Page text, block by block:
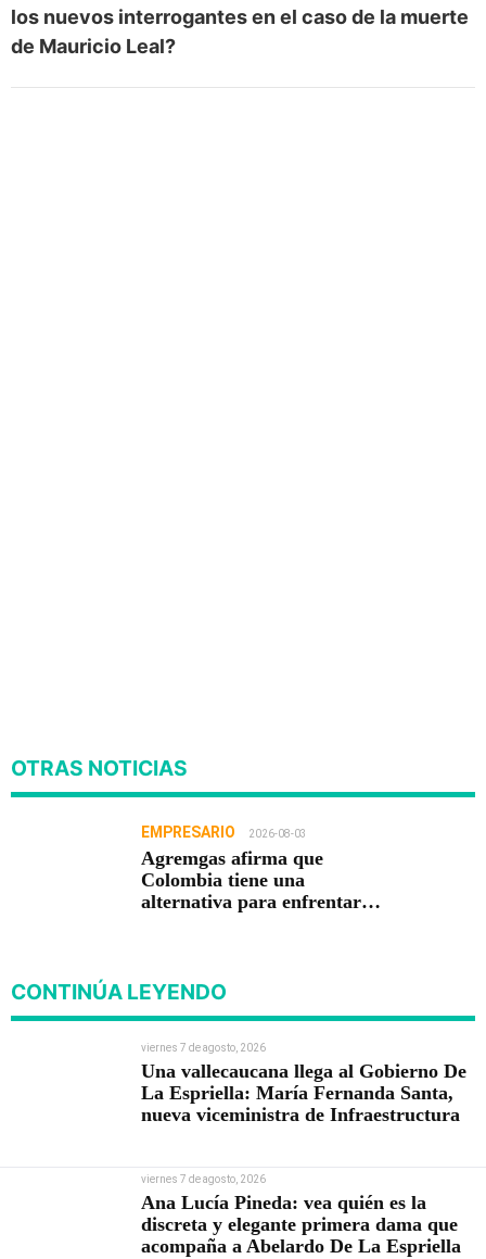
los nuevos interrogantes en el caso de la muerte
de Mauricio Leal?
OTRAS NOTICIAS
EMPRESARIO 2026-08-03
Agremgas afirma que
Colombia tiene una
alternativa para enfrentar
CONTINÚA LEYENDO
viernes 7 de agosto, 2026
Una vallecaucana llega al Gobierno De
La Espriella: María Fernanda Santa,
nueva viceministra de Infraestructura
viernes 7 de agosto, 2026
Ana Lucía Pineda: vea quién es la
discreta y elegante primera dama que
acompaña a Abelardo De La Espriella